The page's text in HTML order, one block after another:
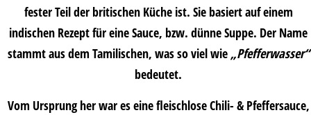
fester Teil der britischen Küche ist. Sie basiert auf einem
indischen Rezept für eine Sauce, bzw. dünne Suppe. Der Name
stammt aus dem Tamilischen, was so viel wie „Pfefferwasser“
bedeutet.
Vom Ursprung her war es eine fleischlose Chili- & Pfeffersauce,